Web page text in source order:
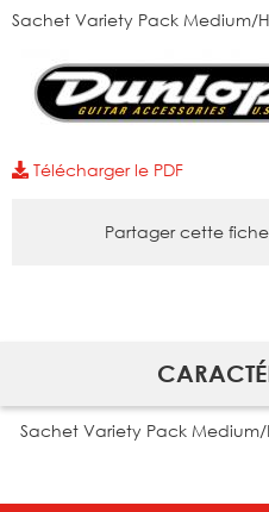
Sachet Variety Pack Medium/
Télécharger le PDF
Partager cette
Sachet Variety Pack